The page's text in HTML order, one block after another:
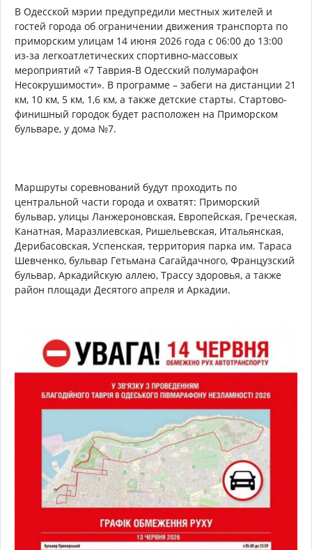
В Одесской мэрии предупредили местных жителей и
гостей города об ограничении движения транспорта по
приморским улицам 14 июня 2026 года с 06:00 до 13:00
из-за легкоатлетических спортивно-массовых
мероприятий «7 Таврия-В Одесский полумарафон
Несокрушимости». В программе – забеги на дистанции 21
км, 10 км, 5 км, 1,6 км, а также детские старты. Стартово-
финишный городок будет расположен на Приморском
бульваре, у дома №7.
Маршруты соревнований будут проходить по
центральной части города и охватят: Приморский
бульвар, улицы Ланжероновская, Европейская, Греческая,
Канатная, Маразлиевская, Ришельевская, Итальянская,
Дерибасовская, Успенская, территория парка им. Тараса
Шевченко, бульвар Гетьмана Сагайдачного, Французский
бульвар, Аркадийскую аллею, Трассу здоровья, а также
район площади Десятого апреля и Аркадии.